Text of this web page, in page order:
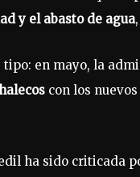
y el abasto de agua
en mayo, la
con los
ha sido criticada